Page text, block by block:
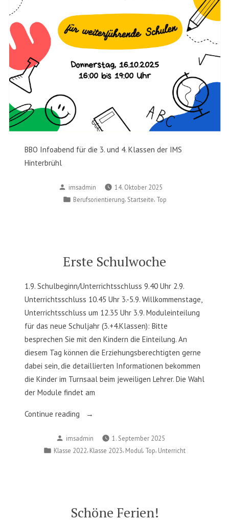
BBO Infoabend für die 3. und 4. Klassen der IMS
Hinterbrühl
Posted
by
imsadmin
14. Oktober 2025
Posted
Berufsorientierung Startseite Top
Erste Schulwoche
1.9. Schulbeginn/Unterrichtsschluss 9.40 Uhr 2.9.
Unterrichtsschluss 10.45 Uhr 3.-5.9. Willkommenstage,
Unterrichtsschluss um 12.35 Uhr 3.9. Moduleinteilung
für das neue Schuljahr (3.+4.Klassen): Bitte
besprechen Sie mit den Kindern die Einteilung. An
diesem Tag können die Erziehungsberechtigten gerne
dabei sein, die detaillierten Informationen bekommen
die Kinder im Turnsaal beim jeweiligen Lehrer. Die Wahl
der Module findet am
Continue reading
„Erste
Posted
by
imsadmin
1. September 2025
Posted
Klasse 2022, Klasse 2023, Modul, Top, Unterricht
Schöne Ferien!